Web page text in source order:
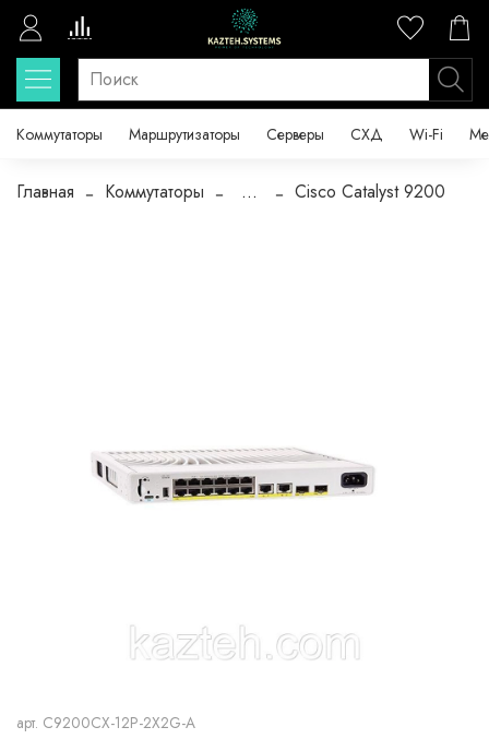
Коммутаторы Маршрутизаторы Серверы СХД Wi-Fi
Главная Коммутаторы ... Cisco Catalyst 9200
арт. C9200CX-12P-2X2G-A